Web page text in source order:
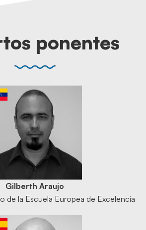
ponentes
Gilberth Araujo
de la Escuela Europea de Excelencia